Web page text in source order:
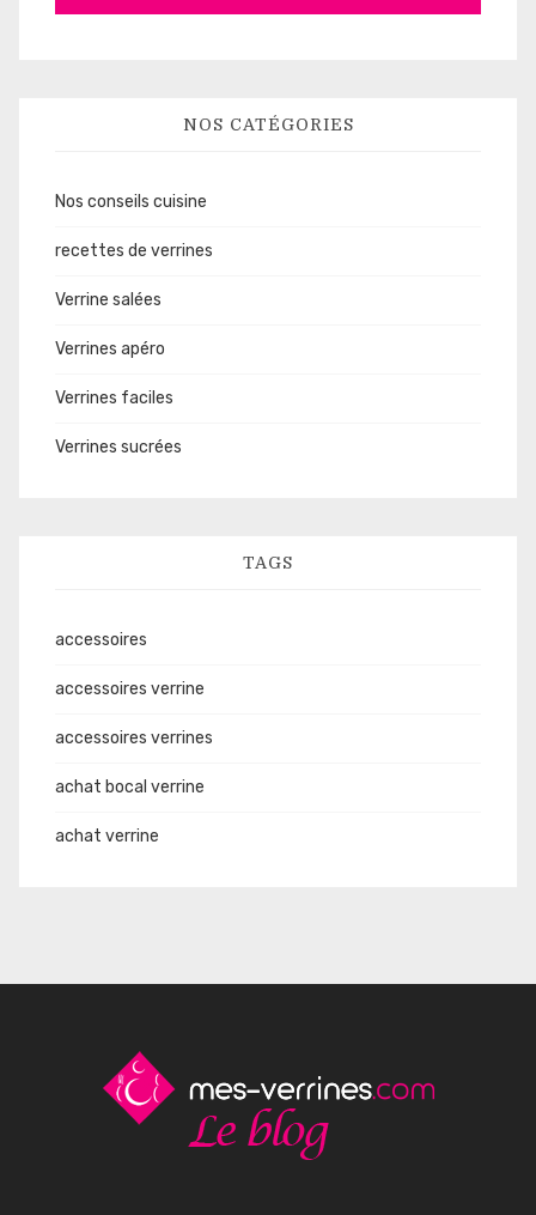
NOS CATÉGORIES
Nos conseils cuisine
recettes de verrines
Verrine salées
Verrines apéro
Verrines faciles
Verrines sucrées
TAGS
accessoires
accessoires verrine
accessoires verrines
achat bocal verrine
achat verrine